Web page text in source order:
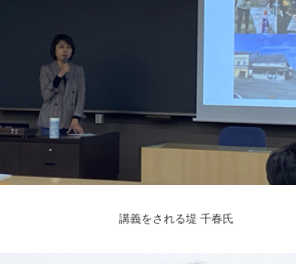
講義をされる堤 千春氏